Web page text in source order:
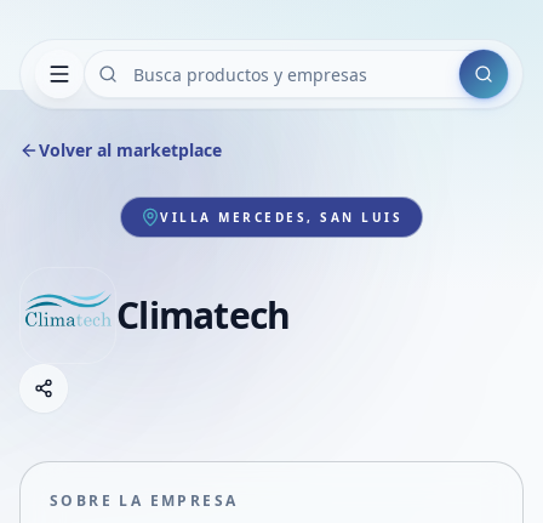
Buscar
Volver al marketplace
VILLA MERCEDES, SAN LUIS
Climatech
Compartir empresa
SOBRE LA EMPRESA